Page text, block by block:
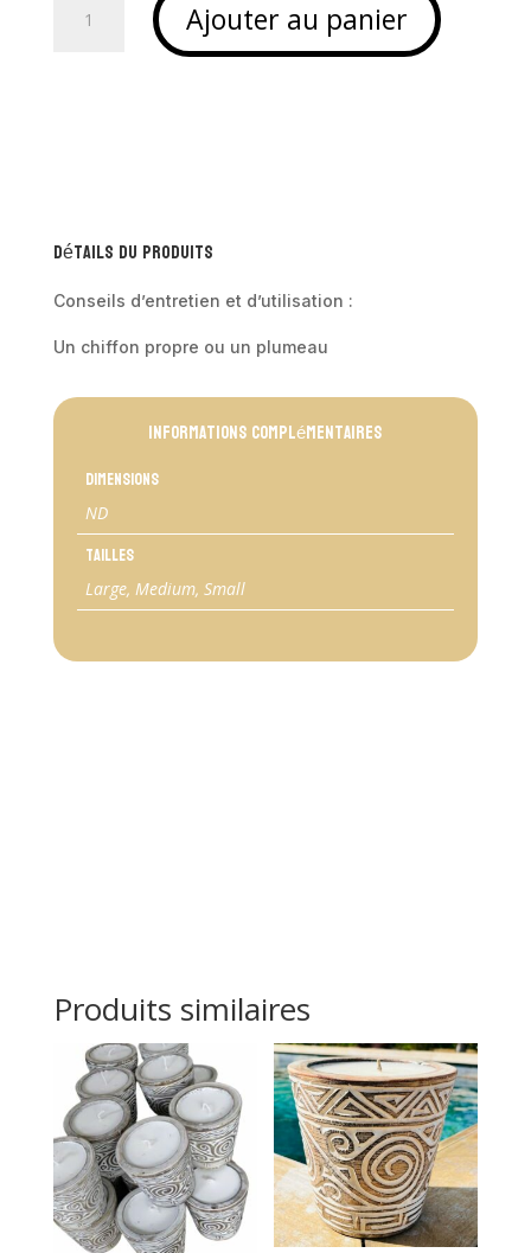
Ajouter au panier
Détails du produits
Conseils d’entretien et d’utilisation :
Un chiffon propre ou un plumeau
Informations complémentaires
Dimensions
ND
Tailles
Large, Medium, Small
Produits similaires